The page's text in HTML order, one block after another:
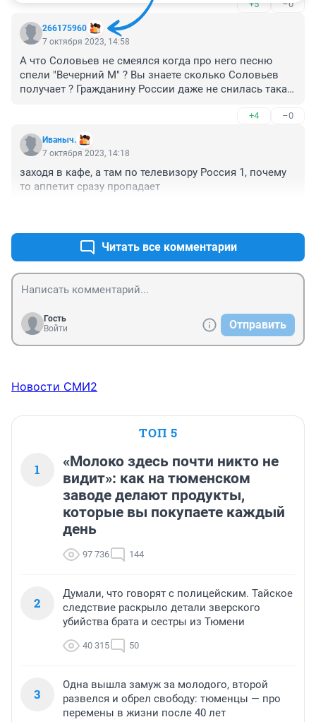
+5 –0
266175960
7 октября 2023, 14:58
А что Соловьев не смеялся когда про него песню
спели "Вечерний М" ? Вы знаете сколько Соловьев
получает ? Гражданину России даже не снилась такая
да ? Или уже не смешно когда про Путина ? Галкин,
Пугачева, гы, гы, какой мем про Зеленского. Эти
новости уже протухли, но все из-за дня в день одно и
тоже.
+4 –0
Иваныч.
7 октября 2023, 14:18
заходя в кафе, а там по телевизору Россия 1, почему
то аппетит сразу пропадает
Читать все комментарии
Гость
Войти
Отправить
Новости СМИ2
ТОП 5
1
«Молоко здесь почти никто не
видит»: как на тюменском
заводе делают продукты,
которые вы покупаете каждый
день
97 736 144
2
Думали, что говорят с полицейским. Тайское
следствие раскрыло детали зверского
убийства брата и сестры из Тюмени
40 315 50
3
Одна вышла замуж за молодого, второй
развелся и обрел свободу: тюменцы — про
перемены в жизни после 40 лет